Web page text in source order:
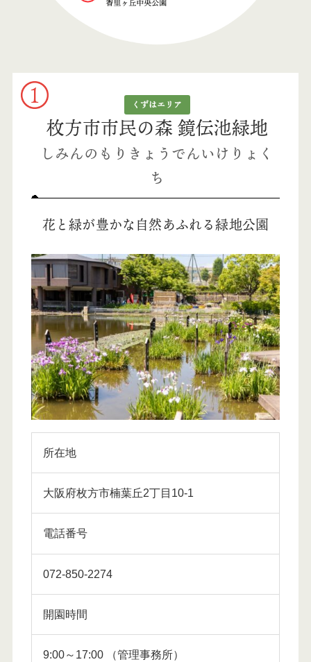
くずはエリア
枚方市市民の森 鏡伝池緑地
しみんのもりきょうでんいけりょく
ち
花と緑が豊かな自然あふれる緑地公園
所在地
大阪府枚方市楠葉丘2丁目10-1
電話番号
072-850-2274
開園時間
9:00～17:00 （管理事務所）